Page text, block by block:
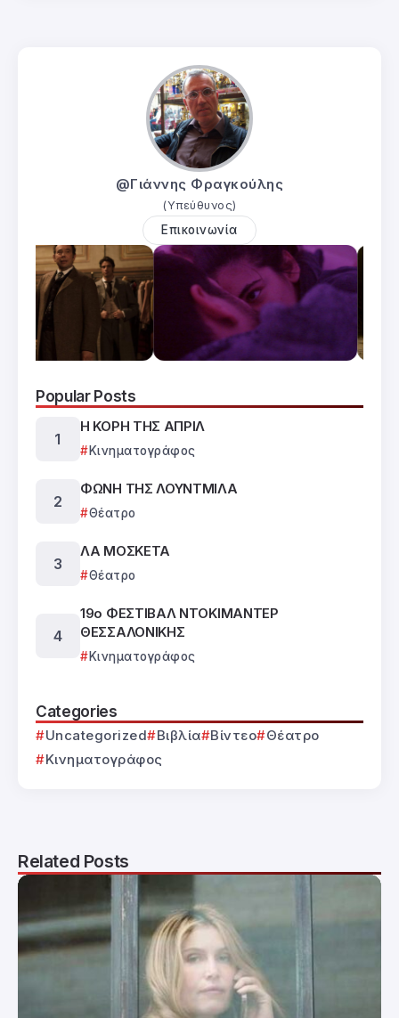
@Γιάννης Φραγκούλης
(Υπεύθυνος)
Επικοινωνία
Popular Posts
Η ΚΟΡΗ ΤΗΣ ΑΠΡΙΛ
Κινηματογράφος
ΦΩΝΗ ΤΗΣ ΛΟΥΝΤΜΙΛΑ
Θέατρο
ΛΑ ΜΟΣΚΕΤΑ
Θέατρο
19ο ΦΕΣΤΙΒΑΛ ΝΤΟΚΙΜΑΝΤΕΡ
ΘΕΣΣΑΛΟΝΙΚΗΣ
Κινηματογράφος
Categories
Uncategorized Βιβλία Βίντεο
Θέατρο
Κινηματογράφος
Related Posts